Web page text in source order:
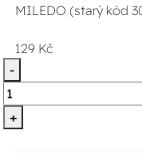
MILEDO (starý kód
129 Kč
-
+